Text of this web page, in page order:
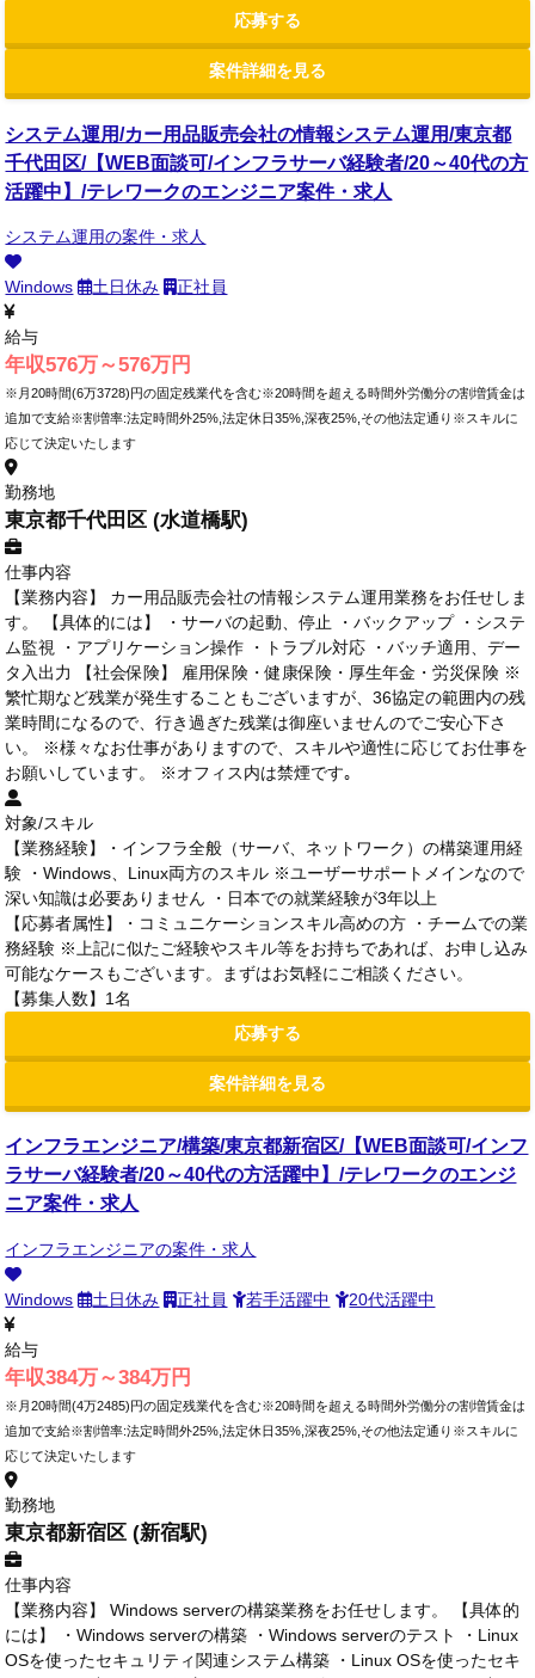
応募する
案件詳細を見る
システム運用/カー用品販売会社の情報システム運用/東京都
千代田区/【WEB面談可/インフラサーバ経験者/20～40代の方
活躍中】/テレワークのエンジニア案件・求人
システム運用の案件・求人
Windows 土日休み 正社員
給与
年収576万～576万円
※月20時間(6万3728)円の固定残業代を含む※20時間を超える時間外労働分の割増賃金は
追加で支給※割増率:法定時間外25%,法定休日35%,深夜25%,その他法定通り※スキルに
応じて決定いたします
勤務地
東京都千代田区 (水道橋駅)
仕事内容
【業務内容】 カー用品販売会社の情報システム運用業務をお任せしま
す。 【具体的には】 ・サーバの起動、停止 ・バックアップ ・システ
ム監視 ・アプリケーション操作 ・トラブル対応 ・バッチ適用、デー
タ入出力 【社会保険】 雇用保険・健康保険・厚生年金・労災保険 ※
繁忙期など残業が発生することもございますが、36協定の範囲内の残
業時間になるので、行き過ぎた残業は御座いませんのでご安心下さ
い。 ※様々なお仕事がありますので、スキルや適性に応じてお仕事を
お願いしています。 ※オフィス内は禁煙です｡
対象/スキル
【業務経験】・インフラ全般（サーバ、ネットワーク）の構築運用経
験 ・Windows、Linux両方のスキル ※ユーザーサポートメインなので
深い知識は必要ありません ・日本での就業経験が3年以上
【応募者属性】・コミュニケーションスキル高めの方 ・チームでの業
務経験 ※上記に似たご経験やスキル等をお持ちであれば、お申し込み
可能なケースもございます。まずはお気軽にご相談ください。
【募集人数】1名
応募する
案件詳細を見る
インフラエンジニア/構築/東京都新宿区/【WEB面談可/インフ
ラサーバ経験者/20～40代の方活躍中】/テレワークのエンジ
ニア案件・求人
インフラエンジニアの案件・求人
Windows 土日休み 正社員 若手活躍中 20代活躍中
給与
年収384万～384万円
※月20時間(4万2485)円の固定残業代を含む※20時間を超える時間外労働分の割増賃金は
追加で支給※割増率:法定時間外25%,法定休日35%,深夜25%,その他法定通り※スキルに
応じて決定いたします
勤務地
東京都新宿区 (新宿駅)
仕事内容
【業務内容】 Windows serverの構築業務をお任せします。 【具体的
には】 ・Windows serverの構築 ・Windows serverのテスト ・Linux
OSを使ったセキュリティ関連システム構築 ・Linux OSを使ったセキ